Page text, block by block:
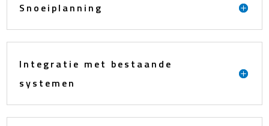
Snoeiplanning
Integratie met bestaande
systemen